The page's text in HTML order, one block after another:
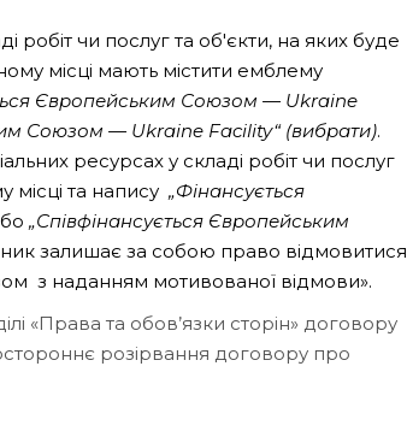
робіт чи послуг та об'єкти, на яких буде
місці мають містити емблему
Європейським Союзом — Ukraine
Союзом — Ukraine Facility“ (вибрати).
ресурсах у складі робіт чи послуг
та напису „Фінансується
„Співфінансується Європейським
залишає за собою право відмовитися
з наданням мотивованої відмови».
«Права та обов’язки сторін» договору
розірвання договору про